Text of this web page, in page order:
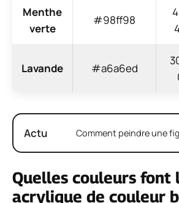
Menthe
verte
#98ff98
Lavande #a6a6ed
Actu Comment peindre une
Quelles couleurs font
acrylique de couleur